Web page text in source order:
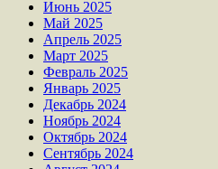
Июнь 2025
Май 2025
Апрель 2025
Март 2025
Февраль 2025
Январь 2025
Декабрь 2024
Ноябрь 2024
Октябрь 2024
Сентябрь 2024